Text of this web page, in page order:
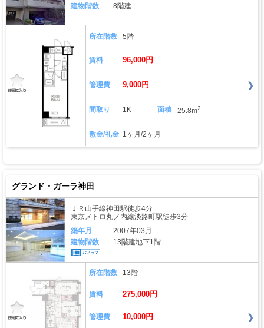
建物階数
8階建
所在階数 5階
賃料 96,000円
管理費 9,000円
間取り 1K 面積 25.8m2
敷金/礼金 1ヶ月/2ヶ月
グランド・ガーラ神田
ＪＲ山手線神田駅徒歩4分
東京メトロ丸ノ内線淡路町駅徒歩3分
築年月
2007年03月
建物階数
13階建地下1階
所在階数 13階
賃料 275,000円
管理費 10,000円